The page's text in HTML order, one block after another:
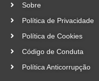
Sobre
Política de Privacidade
Política de Cookies
Código de Conduta
Política Anticorrupção